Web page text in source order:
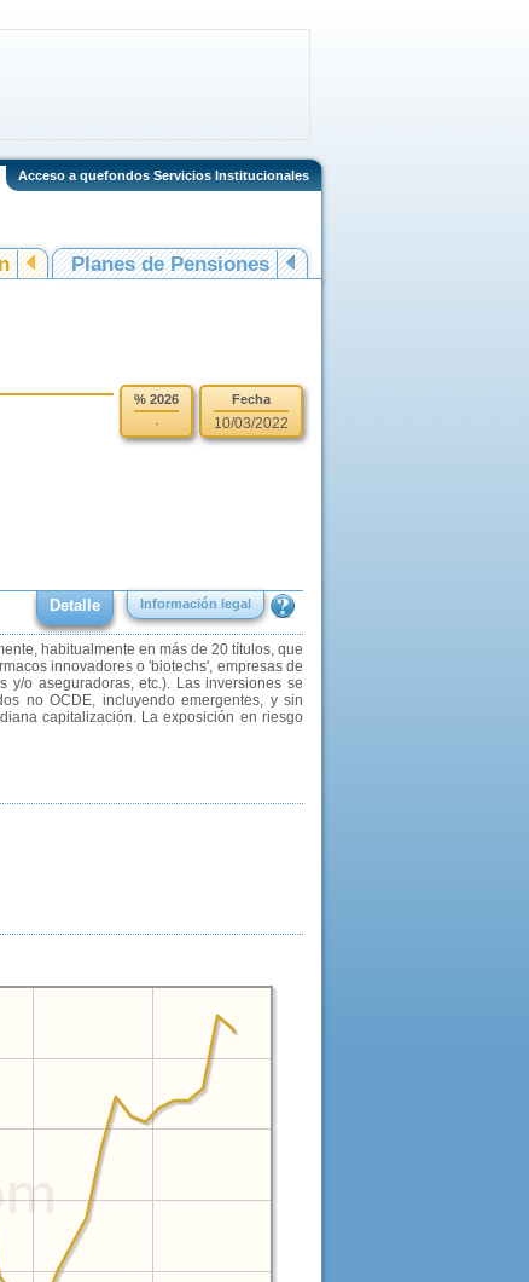
Acceso a quefondos Servicios Institucionales
Planes de Pensiones
% 2026
·
Fecha
10/03/2022
Detalle Información legal
habitualmente en más de 20 títulos, que
innovadores o 'biotechs', empresas de
y/o aseguradoras, etc.). Las inversiones se
no OCDE, incluyendo emergentes, y sin
capitalización. La exposición en riesgo